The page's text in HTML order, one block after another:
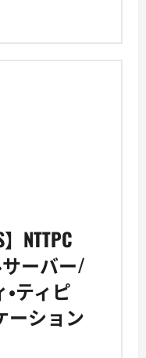
】NTTPC
ーバー/
ティピ
ーション